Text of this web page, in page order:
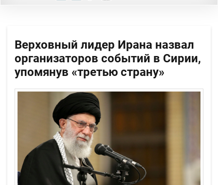
Верховный лидер Ирана назвал
организаторов событий в Сирии,
упомянув «третью страну»